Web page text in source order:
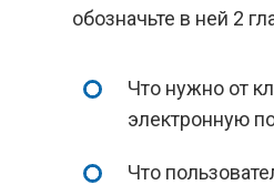
обозначьте в ней 2
Что нужно от
электронную
Что